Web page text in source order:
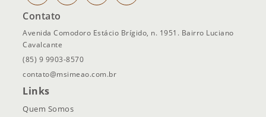
Contato
Avenida Comodoro Estácio Brígido, n. 1951. Bairro Luciano
Cavalcante
(85) 9 9903-8570
contato@msimeao.com.br
Links
Quem Somos